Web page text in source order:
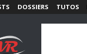
DOSSIERS TUTOS